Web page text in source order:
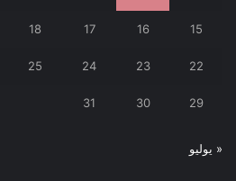
15
16
17
18
22
23
24
25
29
30
31
« يوليو